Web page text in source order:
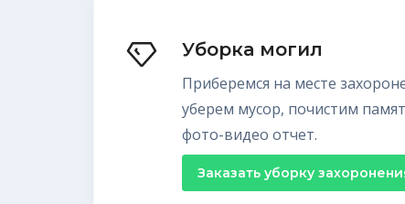
Уборка могил
Приберемся на месте
уберем мусор, почистим
фото-видео отчет.
Заказать уборку